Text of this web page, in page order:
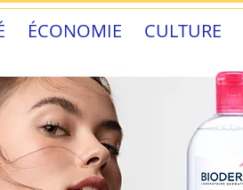
ÉCONOMIE CULTURE